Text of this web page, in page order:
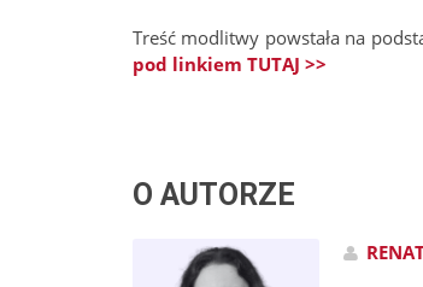
Treść modlitwy powstała na
pod linkiem TUTAJ >>
O AUTORZE